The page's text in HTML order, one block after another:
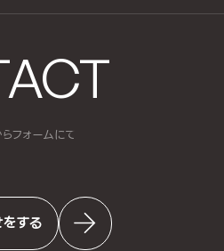
フォームにて
する